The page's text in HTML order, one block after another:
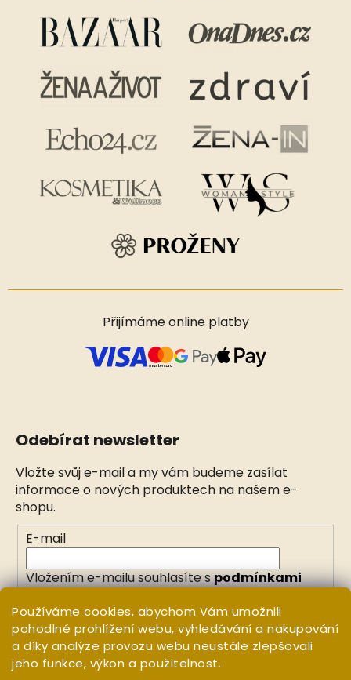
Používáme cookies, abychom Vám umožnili
pohodlné prohlížení webu, vyhledávání a nakupování
a díky analýze provozu webu neustále zlepšovali
jeho funkce, výkon a použitelnost.
Přijímáme online platby
Odebírat newsletter
Vložte svůj e-mail a my vám budeme zasílat
informace o nových produktech na našem e-
shopu.
E-mail
Vložením e-mailu souhlasíte spodmínkami
PŘIHLÁSIT SE